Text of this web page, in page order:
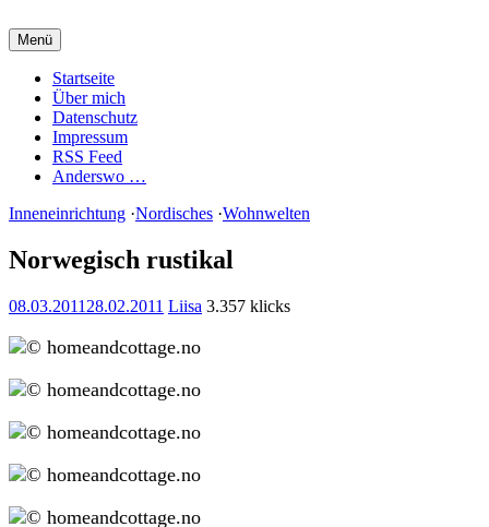
Inhalt
springen
Charming Quark
Menü
Startseite
Über mich
Datenschutz
Impressum
RSS Feed
Anderswo …
Inneneinrichtung ·Nordisches ·Wohnwelten
Norwegisch rustikal
08.03.2011 28.02.2011 Liisa 3.357 klicks